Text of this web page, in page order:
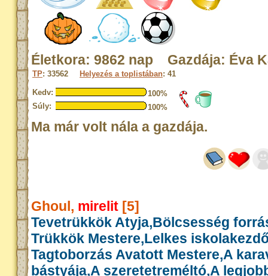
Életkora: 9862 nap Gazdája: Éva
TP: 33562 Helyezés a toplistában: 41
Kedv:
100%
Súly:
100%
Ma már volt nála a gazdája.
Ghoul, mirelit [5]
Tevetrükkök Atyja,Bölcsesség
Trükkök Mestere,Lelkes
Tagtoborzás Avatott Mestere,A
bástyája,A szeretetreméltó,A